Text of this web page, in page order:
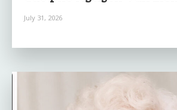
July 31, 2026